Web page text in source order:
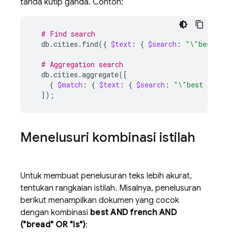
tanda kutip ganda. Contoh:
# Find search
db.cities.find({ $text : { $search : "\"best
# Aggregation search
db.cities.aggregate([
{ $match : { $text : { $search :
"\"best
]) ;
Menelusuri kombinasi istilah
Untuk membuat penelusuran teks lebih akurat,
tentukan rangkaian istilah. Misalnya, penelusuran
berikut menampilkan dokumen yang cocok
dengan kombinasi best AND french AND
("bread" OR "is"):